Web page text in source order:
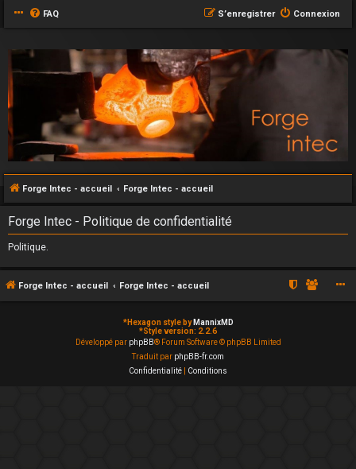
FAQ Connexion
S’enregistrer
Forge Intec - accueil Forge Intec - accueil
Forge Intec - Politique de confidentialité
Politique.
Forge Intec - accueil Forge Intec - accueil
*Hexagon style by MannixMD
*Style version: 2.2.6
Développé par phpBB® Forum Software © phpBB Limited
Traduit par phpBB-fr.com
Confidentialité
Conditions